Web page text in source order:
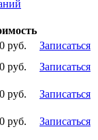
руб.
Записаться
руб.
Записаться
руб.
Записаться
руб.
Записаться